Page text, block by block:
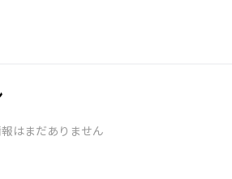
はまだありません